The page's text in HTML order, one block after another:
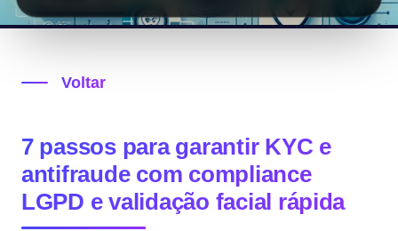
Voltar
7 passos para garantir KYC e
antifraude com compliance
LGPD e validação facial rápida